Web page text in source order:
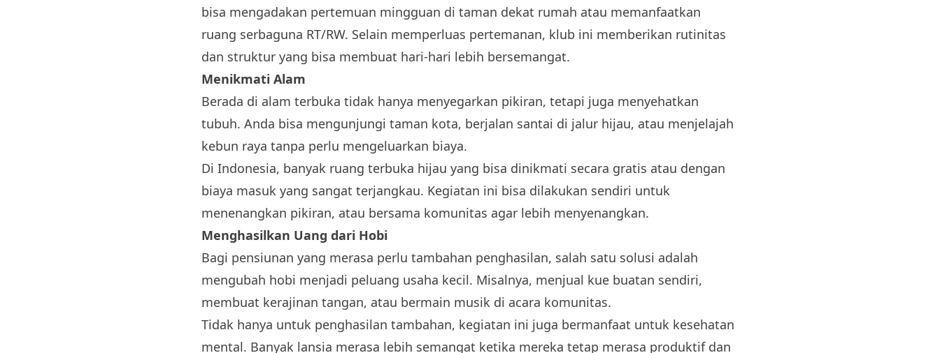
bisa mengadakan pertemuan mingguan di taman dekat rumah atau memanfaatkan
ruang serbaguna RT/RW. Selain memperluas pertemanan, klub ini memberikan rutinitas
dan struktur yang bisa membuat hari-hari lebih bersemangat.
Menikmati Alam
Berada di alam terbuka tidak hanya menyegarkan pikiran, tetapi juga menyehatkan
tubuh. Anda bisa mengunjungi taman kota, berjalan santai di jalur hijau, atau menjelajah
kebun raya tanpa perlu mengeluarkan biaya.
Di Indonesia, banyak ruang terbuka hijau yang bisa dinikmati secara gratis atau dengan
biaya masuk yang sangat terjangkau. Kegiatan ini bisa dilakukan sendiri untuk
menenangkan pikiran, atau bersama komunitas agar lebih menyenangkan.
Menghasilkan Uang dari Hobi
Bagi pensiunan yang merasa perlu tambahan penghasilan, salah satu solusi adalah
mengubah hobi menjadi peluang usaha kecil. Misalnya, menjual kue buatan sendiri,
membuat kerajinan tangan, atau bermain musik di acara komunitas.
Tidak hanya untuk penghasilan tambahan, kegiatan ini juga bermanfaat untuk kesehatan
mental. Banyak lansia merasa lebih semangat ketika mereka tetap merasa produktif dan